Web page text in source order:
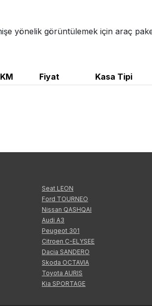
yönelik görüntülemek için araç
KM Fiyat Kasa Tipi
Seat LEON
Ford TOURNEO
Nissan QASHQAI
Audi A3
Peugeot 301
Citroen C-ELYSEE
Dacia SANDERO
Skoda OCTAVIA
Toyota AURIS
Kia SPORTAGE